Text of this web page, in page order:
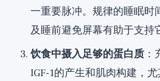
一重要脉冲。规律的睡眠时
及睡前避免屏幕有助于支持
饮食中摄入足够的蛋白质
IGF-1的产生和肌肉构建，